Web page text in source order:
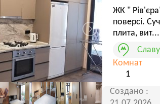
ЖК "
поверсі.
плита, вит...
Комнат
1
Создано :